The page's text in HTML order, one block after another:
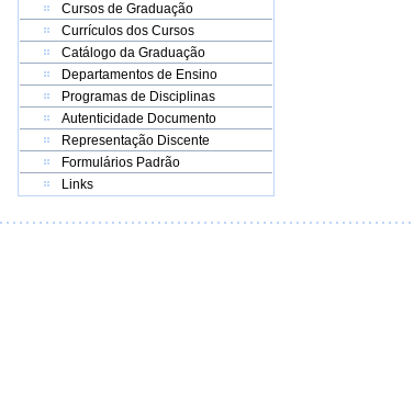
Cursos de Graduação
Currículos dos Cursos
Catálogo da Graduação
Departamentos de Ensino
Programas de Disciplinas
Autenticidade Documento
Representação Discente
Formulários Padrão
Links